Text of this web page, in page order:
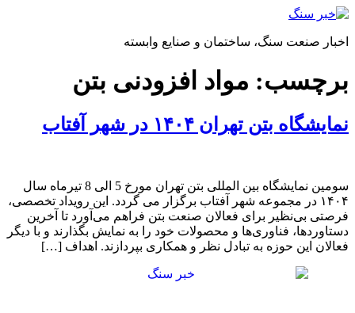
پرش
محتوا
اخبار صنعت سنگ، ساختمان و صنایع وابسته
برچسب: مواد افزودنی بتن​
نمایشگاه بتن تهران ۱۴۰۴ در شهر آفتاب
سومین نمایشگاه بین المللی بتن تهران مورخ 5 الی 8 تیرماه سال
۱۴۰۴ در مجموعه شهر آفتاب برگزار می گردد. این رویداد تخصصی،
فرصتی بی‌نظیر برای فعالان صنعت بتن فراهم می‌آورد تا آخرین
دستاوردها، فناوری‌ها و محصولات خود را به نمایش بگذارند و با دیگر
فعالان این حوزه به تبادل نظر و همکاری بپردازند.​ اهداف […]